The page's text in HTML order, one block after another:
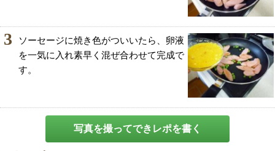
3
ソーセージに焼き色がついいたら、卵液
を一気に入れ素早く混ぜ合わせて完成で
す。
写真を撮ってできレポを書く